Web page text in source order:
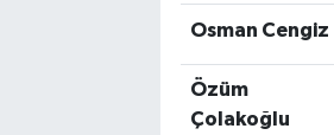
Osman Cengiz
Özüm
Çolakoğlu